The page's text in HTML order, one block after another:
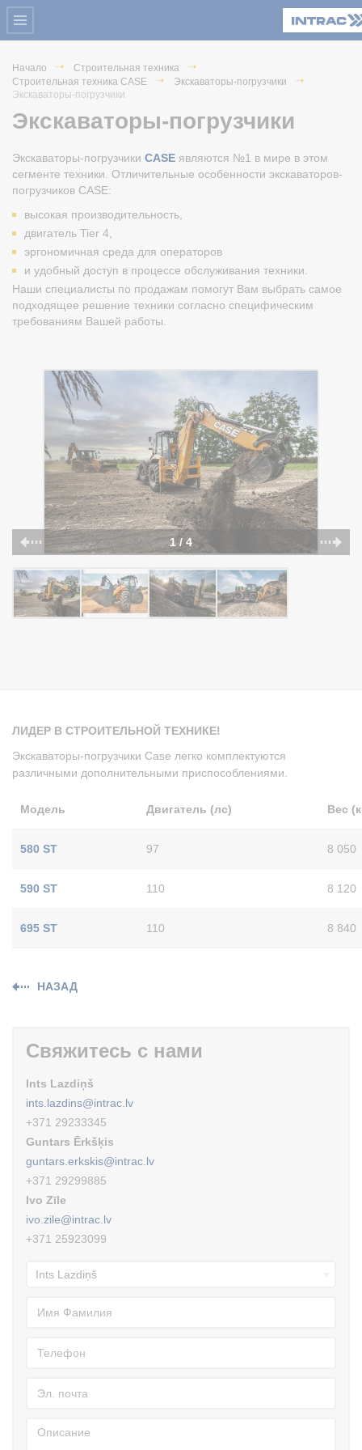
Начало
Строительная техника
Строительная техника CASE
Экскаваторы-погрузчики
Экскаваторы-погрузчики
Экскаваторы-погрузчики
Экскаваторы-погрузчики CASE являются №1 в мире в этом
сегменте техники. Отличительные особенности экскаваторов-
погрузчиков CASE:
высокая производительность,
двигатель Tier 4,
эргономичная среда для операторов
и удобный доступ в процессе обслуживания техники.
Наши специалисты по продажам помогут Вам выбрать самое
подходящее решение техники согласно специфическим
требованиям Вашей работы.
1 / 4
ЛИДЕР В СТРОИТЕЛЬНОЙ ТЕХНИКЕ!
Экскаваторы-погрузчики Case легко комплектуются
различными дополнительными приспособлениями.
Модель Двигатель (лс) Вес
580 ST 97 8 050
590 ST 110 8 120
695 ST 110 8 840
НАЗАД
Свяжитесь с нами
Ints Lazdiņš
ints.lazdins@intrac.lv
+371 29233345
Guntars Ērkšķis
guntars.erkskis@intrac.lv
+371 29299885
Ivo Zīle
ivo.zile@intrac.lv
+371 25923099